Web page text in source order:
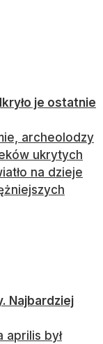
je ostatnie
archeolodzy
ukrytych
na dzieje
Najbardziej
aprilis był